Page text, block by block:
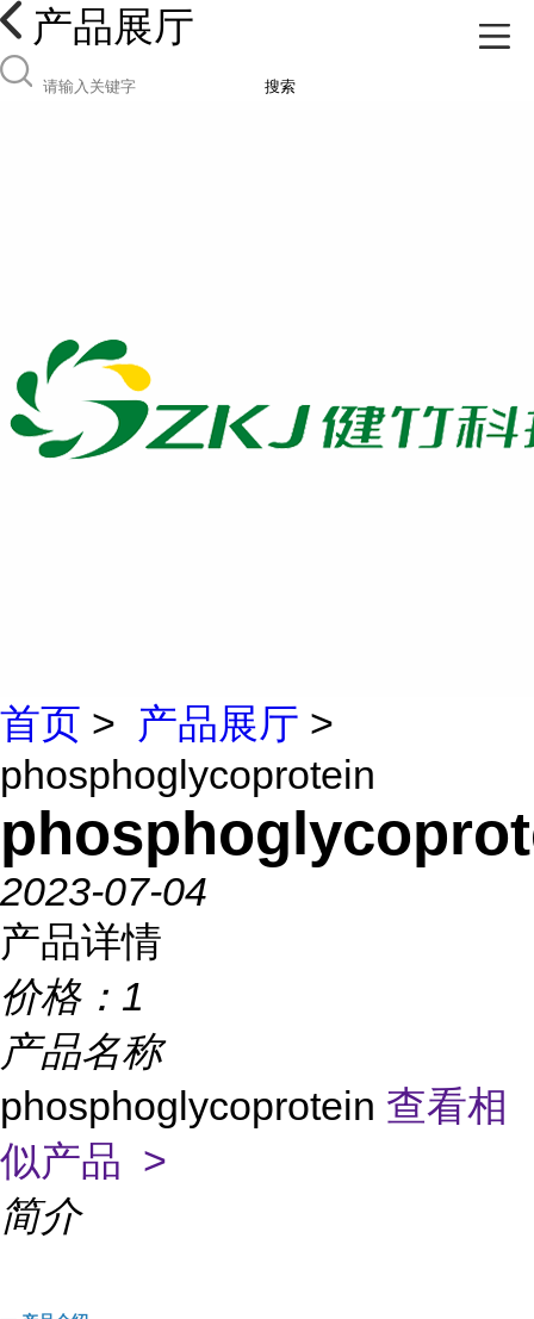
产品展厅
搜索
首页 > 产品展厅 >
phosphoglycoprotein
2023-07-04
产品详情
价格： 1
产品名称
phosphoglycoprotein 查看相
似产品 >
简介